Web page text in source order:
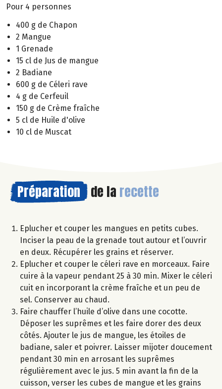
Pour 4 personnes
400 g de Chapon
2 Mangue
1 Grenade
15 cl de Jus de mangue
2 Badiane
600 g de Céleri rave
4 g de Cerfeuil
150 g de Crème fraîche
5 cl de Huile d'olive
10 cl de Muscat
Préparation de la recette
Eplucher et couper les mangues en petits cubes.
Inciser la peau de la grenade tout autour et l’ouvrir
en deux. Récupérer les grains et réserver.
Eplucher et couper le céleri rave en morceaux. Faire
cuire à la vapeur pendant 25 à 30 min. Mixer le céleri
cuit en incorporant la crème fraîche et un peu de
sel. Conserver au chaud.
Faire chauffer l’huile d’olive dans une cocotte.
Déposer les suprêmes et les faire dorer des deux
côtés. Ajouter le jus de mangue, les étoiles de
badiane, saler et poivrer. Laisser mijoter doucement
pendant 30 min en arrosant les suprêmes
régulièrement avec le jus. 5 min avant la fin de la
cuisson, verser les cubes de mangue et les grains